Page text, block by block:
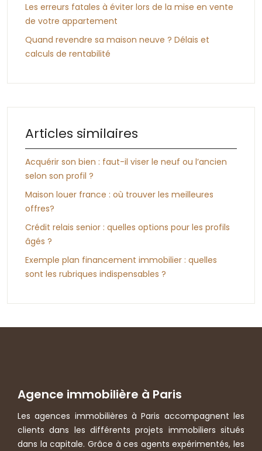
Les erreurs fatales à éviter lors de la mise en vente
de votre appartement
Quand revendre sa maison neuve ? Délais et
calculs de rentabilité
Articles similaires
Acquérir son bien : faut-il viser le neuf ou l’ancien
selon son profil ?
Maison louer france : où trouver les meilleures
offres?
Crédit relais senior : quelles options pour les profils
âgés ?
Exemple plan financement immobilier : quelles
sont les rubriques indispensables ?
Agence immobilière à Paris
Les agences immobilières à Paris accompagnent les
clients dans les différents projets immobiliers situés
dans la capitale. Grâce à ces agents expérimentés, les